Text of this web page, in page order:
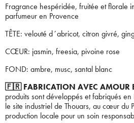
Fragrance hespéridée, fruitée et florale
parfumeur en Provence​
TÊTE: velouté d´abricot, citron givré,
CŒUR: jasmin, freesia, pivoine rose​
FOND: ambre, musc, santal blanc
🇫🇷 FABRICATION AVEC AMOUR
produits sont développés et fabriqués
le site industriel de Thouars, au cœur du
production locale pour un soin